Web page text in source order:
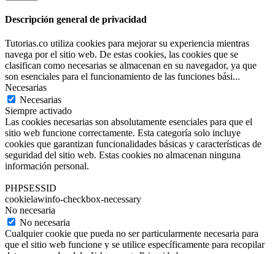
Descripción general de privacidad
Tutorias.co utiliza cookies para mejorar su experiencia mientras
navega por el sitio web. De estas cookies, las cookies que se
clasifican como necesarias se almacenan en su navegador, ya que
son esenciales para el funcionamiento de las funciones bási...
Necesarias
Necesarias
Siempre activado
Las cookies necesarias son absolutamente esenciales para que el
sitio web funcione correctamente. Esta categoría solo incluye
cookies que garantizan funcionalidades básicas y características de
seguridad del sitio web. Estas cookies no almacenan ninguna
información personal.
PHPSESSID
cookielawinfo-checkbox-necessary
No necesaria
No necesaria
Cualquier cookie que pueda no ser particularmente necesaria para
que el sitio web funcione y se utilice específicamente para recopilar